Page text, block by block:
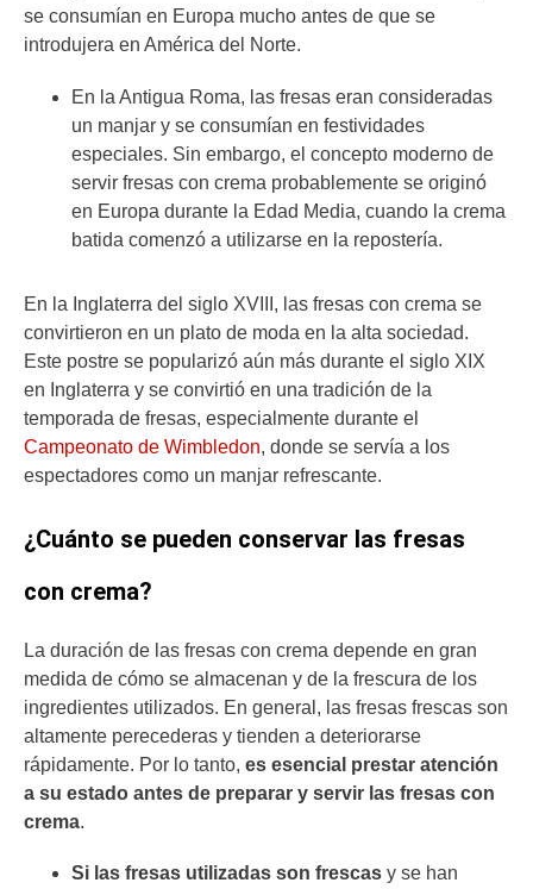
se consumían en Europa mucho antes de que se
introdujera en América del Norte.
En la Antigua Roma, las fresas eran consideradas
un manjar y se consumían en festividades
especiales. Sin embargo, el concepto moderno de
servir fresas con crema probablemente se originó
en Europa durante la Edad Media, cuando la crema
batida comenzó a utilizarse en la repostería.
En la Inglaterra del siglo XVIII, las fresas con crema se
convirtieron en un plato de moda en la alta sociedad.
Este postre se popularizó aún más durante el siglo XIX
en Inglaterra y se convirtió en una tradición de la
temporada de fresas, especialmente durante el
Campeonato de Wimbledon, donde se servía a los
espectadores como un manjar refrescante.
¿Cuánto se pueden conservar las fresas
con crema?
La duración de las fresas con crema depende en gran
medida de cómo se almacenan y de la frescura de los
ingredientes utilizados. En general, las fresas frescas son
altamente perecederas y tienden a deteriorarse
rápidamente. Por lo tanto, es esencial prestar atención
a su estado antes de preparar y servir las fresas con
crema.
Si las fresas utilizadas son frescas y se han